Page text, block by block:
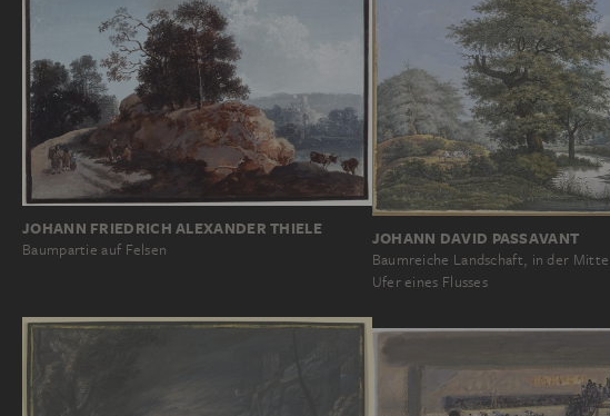
JOHANN FRIEDRICH ALEXANDER THIELE
Baumpartie auf Felsen
JOHANN DAVID PASSAVANT
Baumreiche Landschaft, in der
Ufer eines Flusses